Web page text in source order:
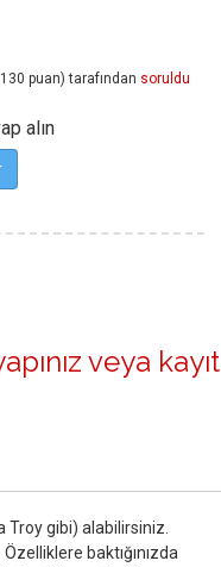
130 puan) tarafından soruldu
alın
veya kayıt
Troy gibi) alabilirsiniz.
baktığınızda